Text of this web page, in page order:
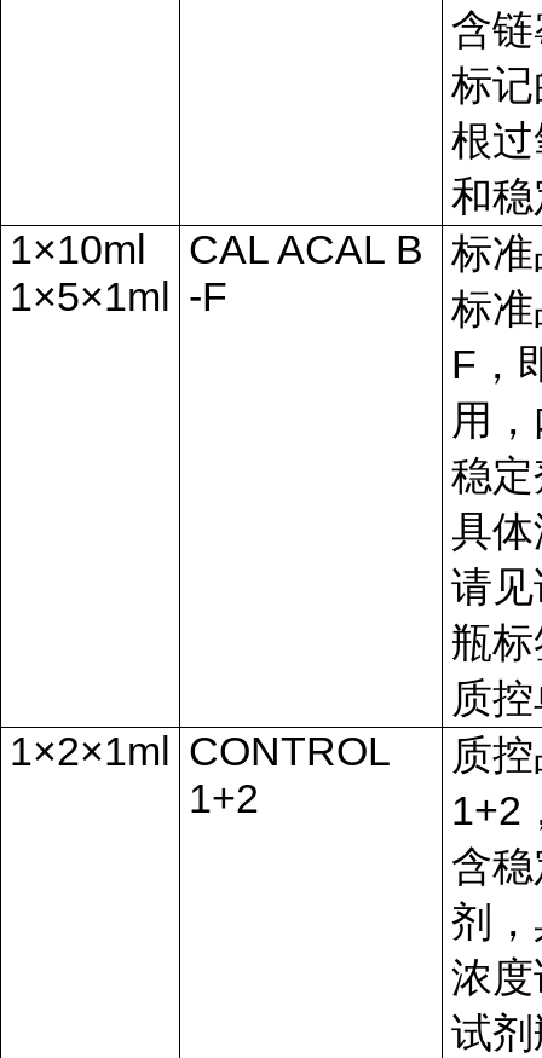
含
标
根
和
1×10ml
1×5×1ml
CAL ACAL B
-F
标
标
F ，
用
稳
具
请
瓶
质
1×2×1ml CONTROL
1+2
质
1+2
含
剂
浓
试